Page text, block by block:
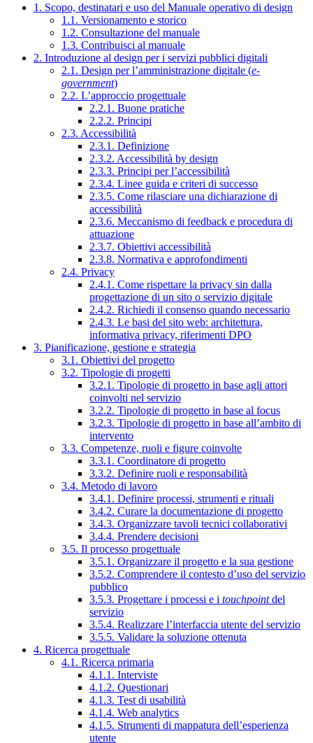
1. Scopo, destinatari e uso del Manuale operativo di design
1.1. Versionamento e storico
1.2. Consultazione del manuale
1.3. Contribuisci al manuale
2. Introduzione al design per i servizi pubblici digitali
2.1. Design per l’amministrazione digitale (e-
government)
2.2. L’approccio progettuale
2.2.1. Buone pratiche
2.2.2. Principi
2.3. Accessibilità
2.3.1. Definizione
2.3.2. Accessibilità by design
2.3.3. Principi per l’accessibilità
2.3.4. Linee guida e criteri di successo
2.3.5. Come rilasciare una dichiarazione di
accessibilità
2.3.6. Meccanismo di feedback e procedura di
attuazione
2.3.7. Obiettivi accessibilità
2.3.8. Normativa e approfondimenti
2.4. Privacy
2.4.1. Come rispettare la privacy sin dalla
progettazione di un sito o servizio digitale
2.4.2. Richiedi il consenso quando necessario
2.4.3. Le basi del sito web: architettura,
informativa privacy, riferimenti DPO
3. Pianificazione, gestione e strategia
3.1. Obiettivi del progetto
3.2. Tipologie di progetti
3.2.1. Tipologie di progetto in base agli attori
coinvolti nel servizio
3.2.2. Tipologie di progetto in base al focus
3.2.3. Tipologie di progetto in base all’ambito di
intervento
3.3. Competenze, ruoli e figure coinvolte
3.3.1. Coordinatore di progetto
3.3.2. Definire ruoli e responsabilità
3.4. Metodo di lavoro
3.4.1. Definire processi, strumenti e rituali
3.4.2. Curare la documentazione di progetto
3.4.3. Organizzare tavoli tecnici collaborativi
3.4.4. Prendere decisioni
3.5. Il processo progettuale
3.5.1. Organizzare il progetto e la sua gestione
3.5.2. Comprendere il contesto d’uso del servizio
pubblico
3.5.3. Progettare i processi e i touchpointdel
servizio
3.5.4. Realizzare l’interfaccia utente del servizio
3.5.5. Validare la soluzione ottenuta
4. Ricerca progettuale
4.1. Ricerca primaria
4.1.1. Interviste
4.1.2. Questionari
4.1.3. Test di usabilità
4.1.4. Web analytics
4.1.5. Strumenti di mappatura dell’esperienza
utente